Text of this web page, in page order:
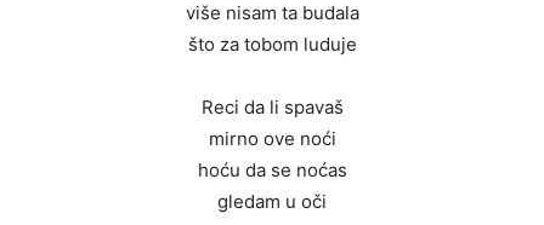
više nisam ta budala
što za tobom luduje
Reci da li spavaš
mirno ove noći
hoću da se noćas
gledam u oči